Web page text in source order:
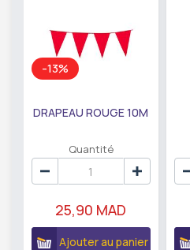
-13%
DRAPEAU ROUGE 10M
Quantité
25,90 MAD
Ajouter au panier